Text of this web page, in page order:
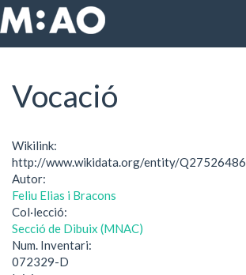
Vés al contingut
Inici Vocació
Vocació
Wikilink:
http://www.wikidata.org/entity/Q27526486
Autor:
Feliu Elias i Bracons
Col·lecció:
Secció de Dibuix (MNAC)
Num. Inventari:
072329-D